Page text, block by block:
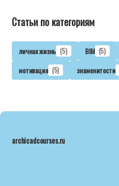
Статьи по категориям
личная жизнь (5) BIM (5)
мотивация (5) знаменитости
archicadcourses.ru